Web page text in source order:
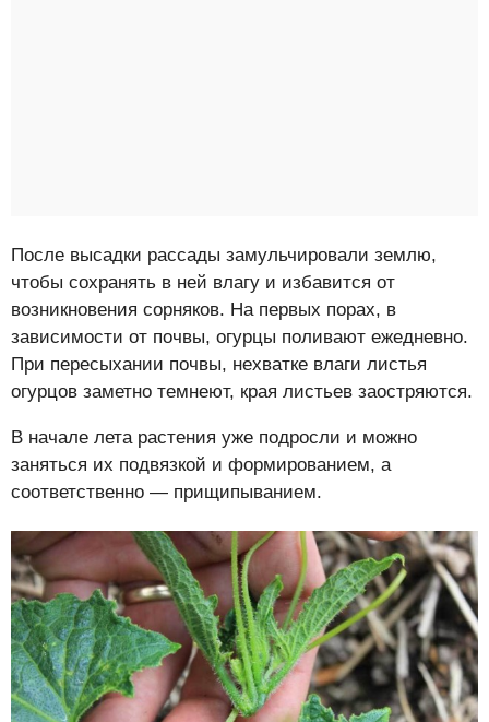
После высадки рассады замульчировали землю,
чтобы сохранять в ней влагу и избавится от
возникновения сорняков. На первых порах, в
зависимости от почвы, огурцы поливают ежедневно.
При пересыхании почвы, нехватке влаги листья
огурцов заметно темнеют, края листьев заостряются.
В начале лета растения уже подросли и можно
заняться их подвязкой и формированием, а
соответственно — прищипыванием.